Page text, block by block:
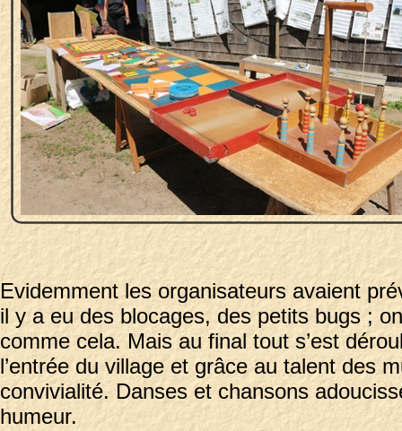
Evidemment les organisateurs avaient
il y a eu des blocages, des petits bugs ;
comme cela. Mais au final tout s’est
l’entrée du village et grâce au talent des
convivialité. Danses et chansons
humeur.